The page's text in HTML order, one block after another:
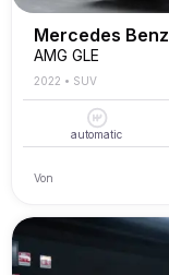
Mercedes Benz
AMG GLE
2022 • SUV
automatic
Von